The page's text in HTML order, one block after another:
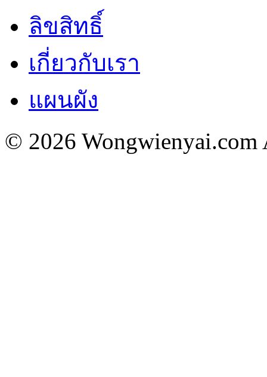
ลิขสิทธิ์
เกี่ยวกับเรา
แผนผัง
© 2026 Wongwienyai.com